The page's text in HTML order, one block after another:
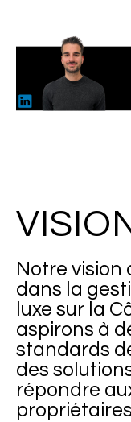
Notre vision
dans la
luxe sur la
aspirons à
standards
des
répondre